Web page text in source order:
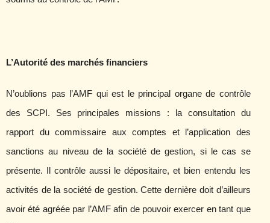
L’Autorité des marchés financiers
N’oublions pas l’AMF qui est le principal organe de contrôle
des SCPI. Ses principales missions : la consultation du
rapport du commissaire aux comptes et l’application des
sanctions au niveau de la société de gestion, si le cas se
présente. Il contrôle aussi le dépositaire, et bien entendu les
activités de la société de gestion. Cette dernière doit d’ailleurs
avoir été agréée par l’AMF afin de pouvoir exercer en tant que